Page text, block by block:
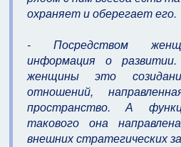
охраняет и оберегает его.
- Посредством
информация о
женщины это
отношений,
пространство. А
такового она
внешних стратегических